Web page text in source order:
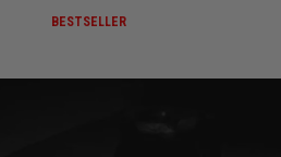
BESTSELLER